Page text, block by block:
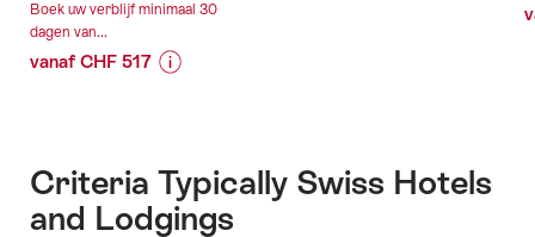
Boek uw verblijf minimaal 30
dagen van...
vanaf CHF 517
“10%
vroegboekerskorting
tot
aanbieding
-
Criteria Typically Swiss Hotels
and Lodgings